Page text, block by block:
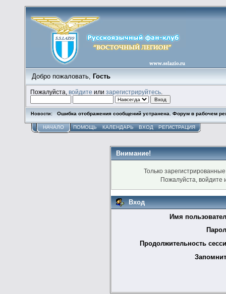
Добро пожаловать, Гость
Пожалуйста,войдите илизарегистрируйтесь
Новости: Ошибка отображения сообщений устранена. Форум в рабочем
НАЧАЛО ПОМОЩЬ КАЛЕНДАРЬ ВХОД РЕГИСТРАЦИЯ
Внимание!
Только
Пожалуйста, войдите
Вход
Имя
Продолжительность